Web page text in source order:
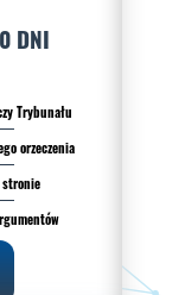
DNI
Trybunału
orzeczenia